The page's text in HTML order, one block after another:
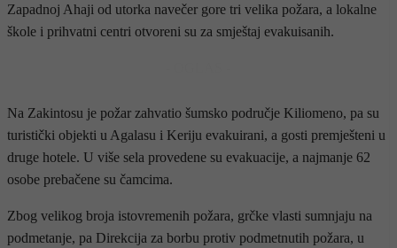
Zapadnoj Ahaji od utorka navečer gore tri velika požara, a lokalne
škole i prihvatni centri otvoreni su za smještaj evakuisanih.
Na Zakintosu je požar zahvatio šumsko područje Kiliomeno, pa su
turistički objekti u Agalasu i Keriju evakuirani, a gosti premješteni u
druge hotele. U više sela provedene su evakuacije, a najmanje 62
osobe prebačene su čamcima.
Zbog velikog broja istovremenih požara, grčke vlasti sumnjaju na
podmetanje, pa Direkcija za borbu protiv podmetnutih požara, u